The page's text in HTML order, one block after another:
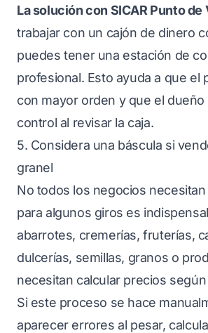
La solución con SICAR Punto de
trabajar con un cajón de dinero
puedes tener una estación de
profesional. Esto ayuda a que el
con mayor orden y que el
control al revisar la caja.
5. Considera una báscula si
granel
No todos los negocios
para algunos giros es
abarrotes, cremerías, fruterías,
dulcerías, semillas, granos o
necesitan calcular precios
Si este proceso se hace
aparecer errores al pesar,